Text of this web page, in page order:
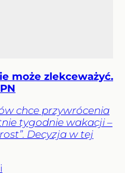
może zlekceważyć.
chce przywrócenia
tygodnie wakacji –
Decyzja w tej